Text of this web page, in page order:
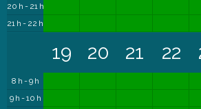
20 h - 21 h
21 h - 22 h
8 h - 9 h
9 h - 10 h
19 20 21 22